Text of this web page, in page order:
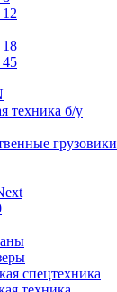
техника б/у
грузовики
спецтехника